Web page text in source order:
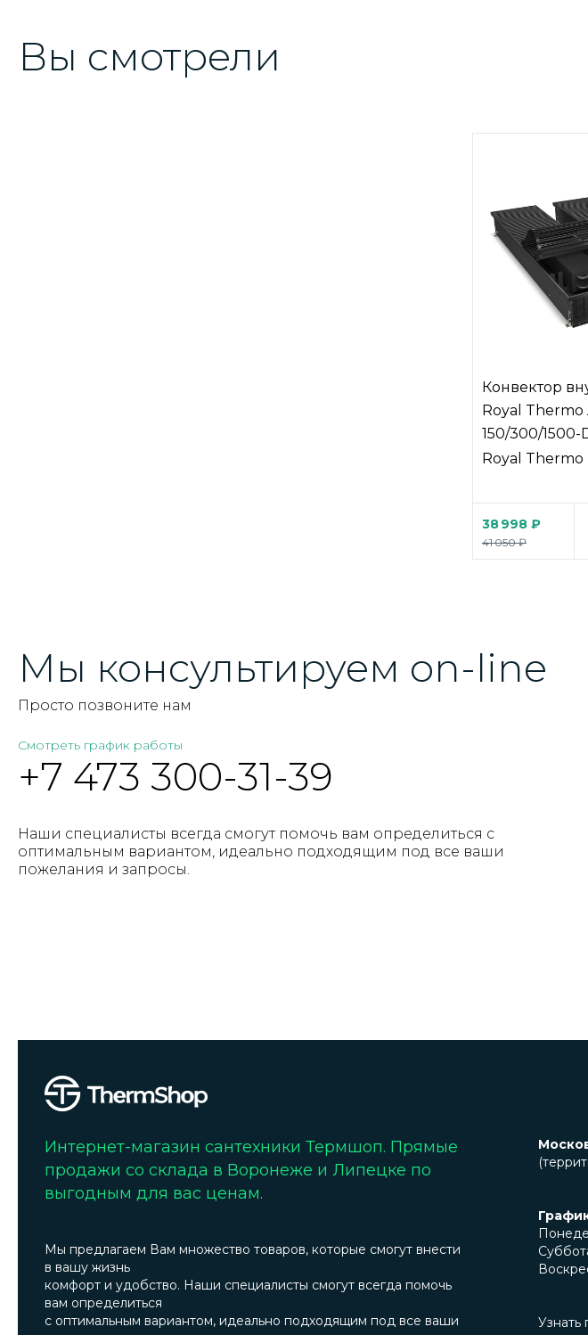
Вы смотрели
Конвектор
Royal Thermo
150/300/1500-
Royal Thermo
38 998 ₽
41 050 ₽
Мы консультируем on-line
Просто позвоните нам
Смотреть график работы
+7 473 300-31-39
Наши специалисты всегда смогут помочь вам определиться с
оптимальным вариантом, идеально подходящим под все ваши
пожелания и запросы.
Интернет-магазин сантехники Термшоп. Прямые
продажи со склада в Воронеже и Липецке по
выгодным для вас ценам.
Мы предлагаем Вам множество товаров, которые смогут внести
в вашу жизнь
комфорт и удобство. Наши специалисты смогут всегда помочь
вам определиться
с оптимальным вариантом, идеально подходящим под все ваши